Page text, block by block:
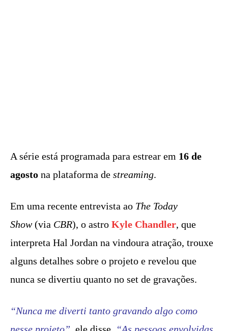
A série está programada para estrear em 16 de
agosto na plataforma de streaming.
Em uma recente entrevista ao The Today
Show(via CBR), o astro Kyle Chandler, que
interpreta Hal Jordan na vindoura atração, trouxe
alguns detalhes sobre o projeto e revelou que
nunca se divertiu quanto no set de gravações.
“Nunca me diverti tanto gravando algo como